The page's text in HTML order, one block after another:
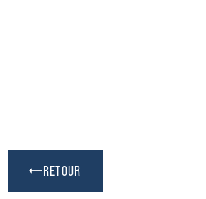
RETOUR